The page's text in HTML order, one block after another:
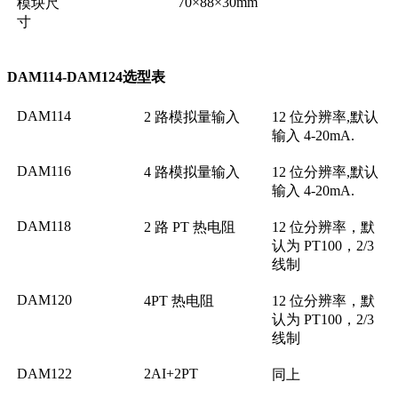
寸
DAM114-DAM124选型表
DAM114 2 路模拟量输入
12 位分辨率,默认
输入 4-20mA.
DAM116 4 路模拟量输入
12 位分辨率,默认
输入 4-20mA.
DAM118 2 路 PT 热电阻
12 位分辨率，默
认为 PT100，2/3
线制
DAM120 4PT 热电阻
12 位分辨率，默
认为 PT100，2/3
线制
DAM122 2AI+2PT 同上